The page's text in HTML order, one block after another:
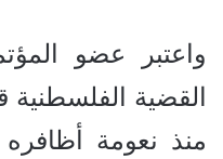
واعتبر عضو
القضية
منذ نعومة